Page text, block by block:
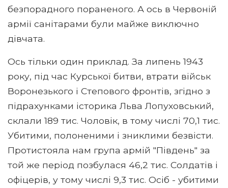
безпорадного пораненого. А ось в Червоній
армії санітарами були майже виключно
дівчата.
Ось тільки один приклад. За липень 1943
року, під час Курської битви, втрати військ
Воронезького і Степового фронтів, згідно з
підрахунками історика Льва Лопуховський,
склали 189 тис. Чоловік, в тому числі 70,1 тис.
Убитими, полоненими і зниклими безвісти.
Протистояла нам група армій "Південь" за
той же період позбулася 46,2 тис. Солдатів і
офіцерів, у тому числі 9,3 тис. Осіб - убитими